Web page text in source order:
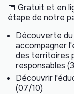
📅 Gratuit et en
étape de notre
Découverte
accompagner
des territoires
responsables
Découvrir
(07/10)